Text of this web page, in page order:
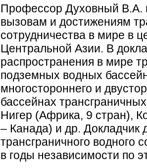
Профессор Духовный В.А.
вызовам и достижениям
сотрудничества в мире в
Центральной Азии. В
распространения в мире
подземных водных
многостороннего и
бассейнах
Нигер (Африка, 9 стран),
– Канада) и др. Докладчик
трансграничного водного
в годы независимости по